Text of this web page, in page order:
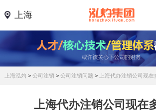
上海
上海泓灼 > 公司注销 > 公司注销问题 > 上海代办注销公司现在
上海代办注销公司现在